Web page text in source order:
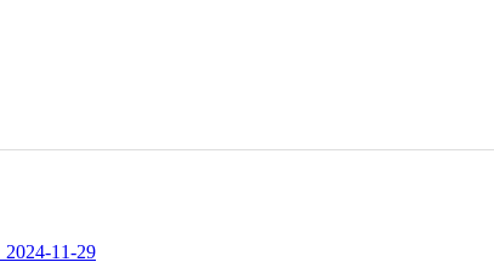
2024-11-29